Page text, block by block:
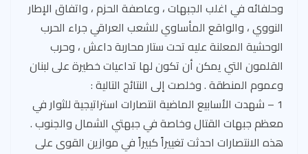
وحلفائه في اغلب الجبهات ، وعاصفة الحزم ، واتفاق الإطار
النووي ، والواقع المأساوي للشعب العراقي جراء الحرب
الوحشية المعلنة عليه تحت ستار محاربة داعش ، وحرب
القلمون التي يمكن أن تكون لها تداعيات خطيرة على لبنان
وعموم المنطقة . وخلصت إلى النتائج التالية :
1 – شهدت الأسابيع الماضية انتصارات استراتيجية للثوار في
معظم جبهات القتال وخاصة في جبهتي الشمال والجنوب .
هذه الانتصارات احدثت تغييراً كبيراً في موازين القوى على